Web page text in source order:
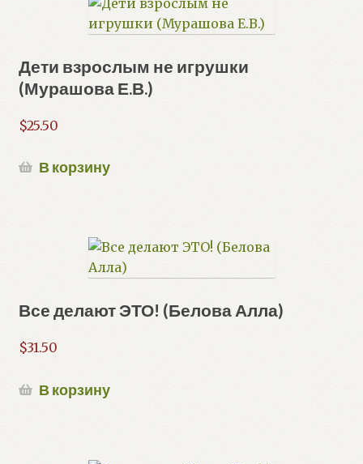
Дети взрослым не игрушки
(Мурашова Е.В.)
$25.50
В корзину
Все делают ЭТО! (Белова Алла)
$31.50
В корзину